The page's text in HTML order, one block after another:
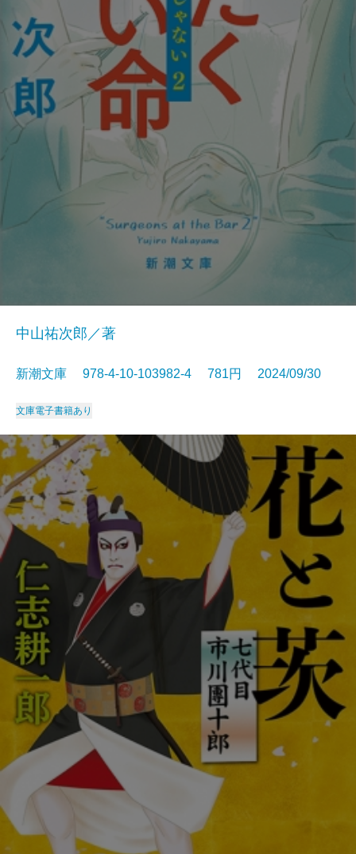
中山祐次郎／著
新潮文庫 978-4-10-103982-4 781円 2024/09/30
文庫電子書籍あり